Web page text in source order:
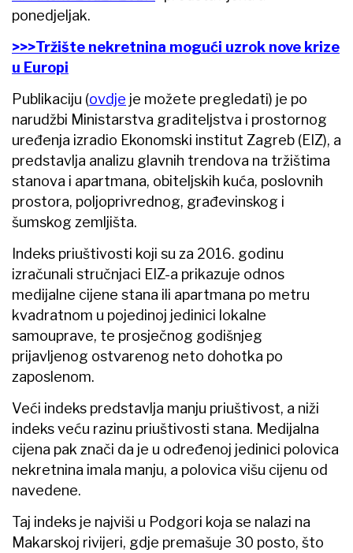
ponedjeljak.
>>>Tržište nekretnina mogući uzrok nove krize
u Europi
Publikaciju (ovdje je možete pregledati) je po
narudžbi Ministarstva graditeljstva i prostornog
uređenja izradio Ekonomski institut Zagreb (EIZ), a
predstavlja analizu glavnih trendova na tržištima
stanova i apartmana, obiteljskih kuća, poslovnih
prostora, poljoprivrednog, građevinskog i
šumskog zemljišta.
Indeks priuštivosti koji su za 2016. godinu
izračunali stručnjaci EIZ-a prikazuje odnos
medijalne cijene stana ili apartmana po metru
kvadratnom u pojedinoj jedinici lokalne
samouprave, te prosječnog godišnjeg
prijavljenog ostvarenog neto dohotka po
zaposlenom.
Veći indeks predstavlja manju priuštivost, a niži
indeks veću razinu priuštivosti stana. Medijalna
cijena pak znači da je u određenoj jedinici polovica
nekretnina imala manju, a polovica višu cijenu od
navedene.
Taj indeks je najviši u Podgori koja se nalazi na
Makarskoj rivijeri, gdje premašuje 30 posto, što